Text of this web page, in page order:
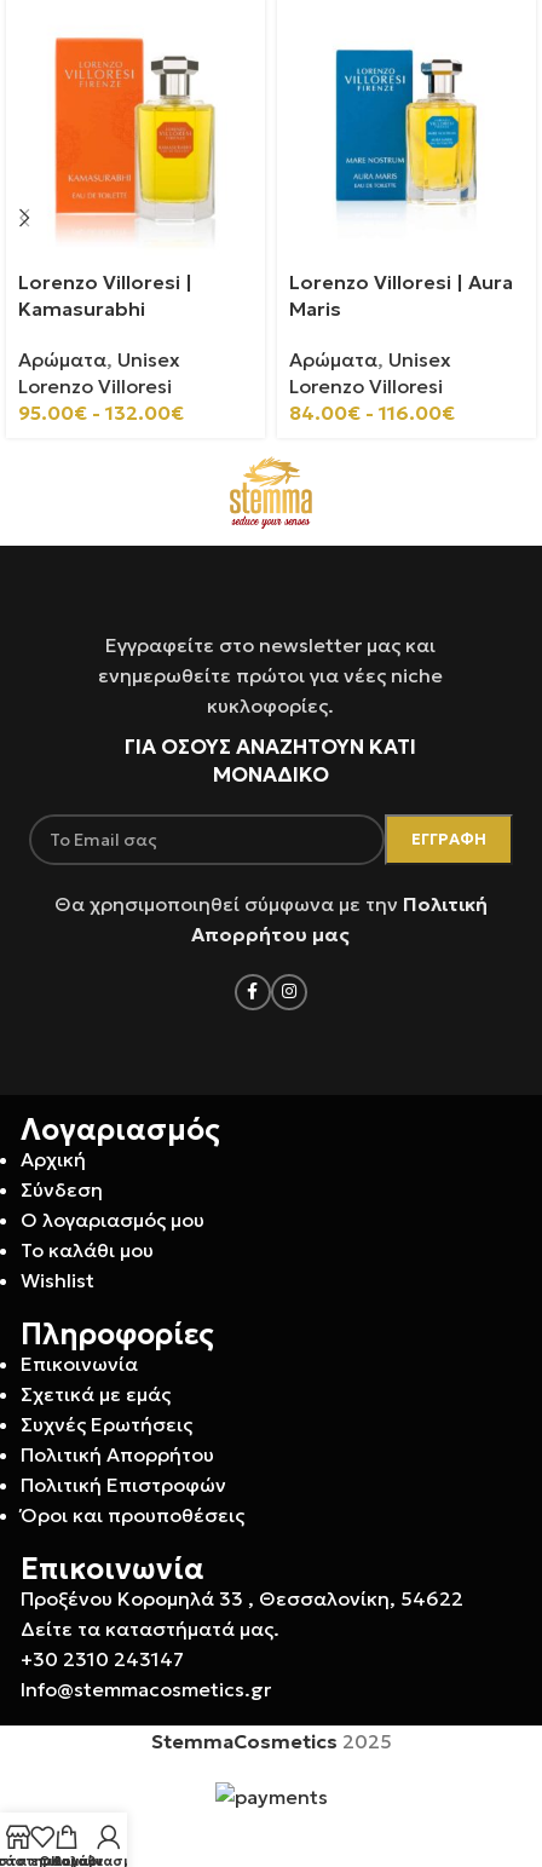
Lorenzo Villoresi |
Kamasurabhi
Αρώματα, Unisex
Lorenzo Villoresi
95.00€ - 132.00€
Lorenzo Villoresi | Aura
Maris
Αρώματα, Unisex
Lorenzo Villoresi
84.00€ - 116.00€
Εγγραφείτε στο newsletter μας και
ενημερωθείτε πρώτοι για νέες niche
κυκλοφορίες.
ΓΙΑ ΌΣΟΥΣ ΑΝΑΖΗΤΟΥΝ ΚΑΤΙ
ΜΟΝΑΔΙΚΟ
Θα χρησιμοποιηθεί σύμφωνα με την Πολιτική
Απορρήτου μας
Λογαριασμός
Αρχική
Σύνδεση
Ο λογαριασμός μου
Το καλάθι μου
Wishlist
Πληροφορίες
Επικοινωνία
Σχετικά με εμάς
Συχνές Ερωτήσεις
Πολιτική Απορρήτου
Πολιτική Επιστροφών
Όροι και προυποθέσεις
Επικοινωνία
Προξένου Κορομηλά 33 , Θεσσαλονίκη, 54622
Δείτε τα καταστήματά μας.
+30 2310 243147
Info@stemmacosmetics.gr
StemmaCosmetics 2025
επιθυμιών
Καλάθι
Ο λογαριασμός μου